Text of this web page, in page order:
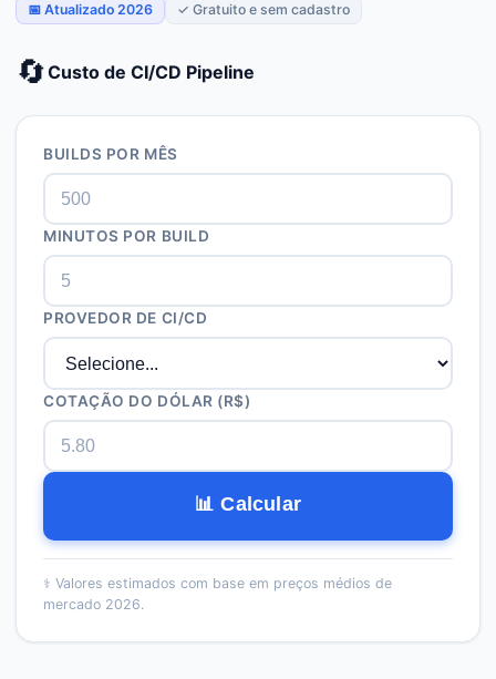
📅 Atualizado 2026 ✓ Gratuito e sem cadastro
🔄Custo de CI/CD Pipeline
BUILDS POR MÊS
MINUTOS POR BUILD
PROVEDOR DE CI/CD
COTAÇÃO DO DÓLAR (R$)
📊 Calcular
⚕️ Valores estimados com base em preços médios de
mercado 2026.